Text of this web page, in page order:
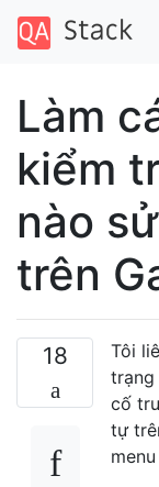
Làm
kiểm
nào
trên
18
Tôi
trạng
cố
tự